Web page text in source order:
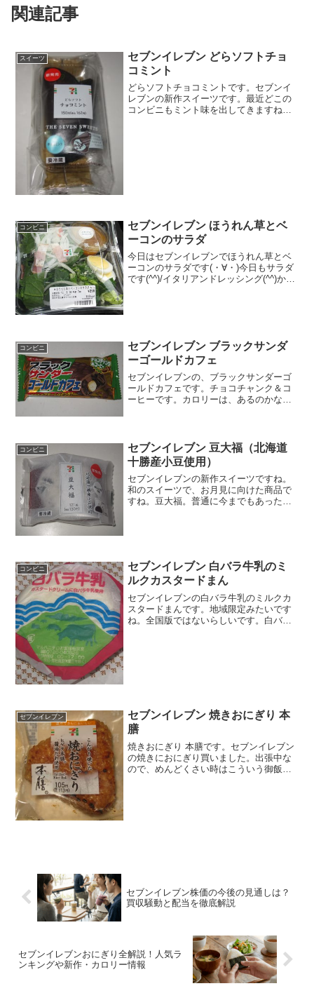
関連記事
スイーツ
セブンイレブン どらソフトチョ
コミント
どらソフトチョコミントです。セブンイ
レブンの新作スイーツです。最近どこの
コンビニもミント味を出してきますね。
コンビニ
セブンイレブン ほうれん草とベ
ーコンのサラダ
今日はセブンイレブンでほうれん草とベ
ーコンのサラダです(・∀・)今日もサラダ
です(^^)/イタリアンドレッシング(^^)かけ
コンビニ
セブンイレブン ブラックサンダ
ーゴールドカフェ
セブンイレブンの、ブラックサンダーゴ
ールドカフェです。チョコチャンク＆コ
ーヒーです。カロリーは、あるのかな。
セブンイレブン限定が多い...
コンビニ
セブンイレブン 豆大福（北海道
十勝産小豆使用）
セブンイレブンの新作スイーツですね。
和のスイーツで、お月見に向けた商品で
すね。豆大福。普通に今までもあったと
コンビニ
セブンイレブン 白バラ牛乳のミ
ルクカスタードまん
セブンイレブンの白バラ牛乳のミルクカ
スタードまんです。地域限定みたいです
ね。全国版ではないらしいです。白バラ
セブンイレブン
セブンイレブン 焼きおにぎり 本
膳
焼きおにぎり 本膳です。セブンイレブン
の焼きにおにぎり買いました。出張中な
ので、めんどくさい時はこういう御飯に
セブンイレブン株価の今後の見通しは？
買収騒動と配当を徹底解説
セブンイレブンおにぎり全解説！人気ラ
ンキングや新作・カロリー情報